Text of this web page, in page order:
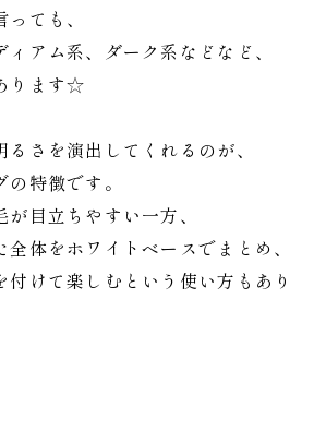
ても、
アム系、ダーク系などなど、
ります☆
さを演出してくれるのが、
特徴です。
目立ちやすい一方、
体をホワイトベースでまとめ、
付けて楽しむという使い方もあり